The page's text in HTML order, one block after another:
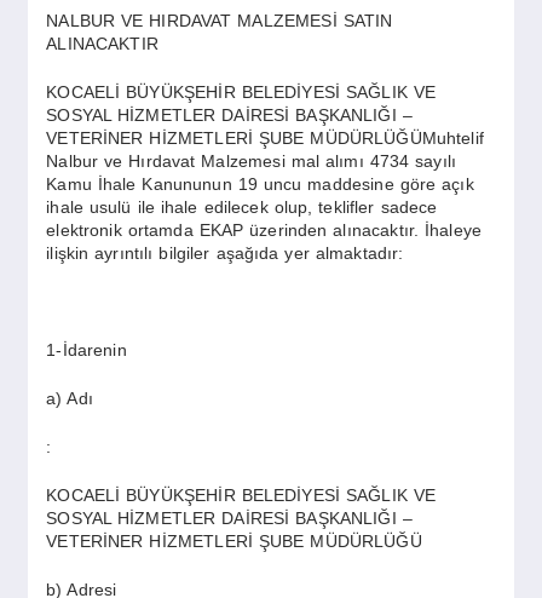
EĞITIM
EKONOMI
DÜNYA
SPOR
YAŞAM
NALBUR VE HIRDAVAT MALZEMESİ SATIN
ALINACAKTIR
KOCAELİ BÜYÜKŞEHİR BELEDİYESİ SAĞLIK VE
SOSYAL HİZMETLER DAİRESİ BAŞKANLIĞI –
VETERİNER HİZMETLERİ ŞUBE MÜDÜRLÜĞÜMuhtelif
Nalbur ve Hırdavat Malzemesi mal alımı 4734 sayılı
Kamu İhale Kanununun 19 uncu maddesine göre açık
ihale usulü ile ihale edilecek olup, teklifler sadece
elektronik ortamda EKAP üzerinden alınacaktır. İhaleye
ilişkin ayrıntılı bilgiler aşağıda yer almaktadır:
1-İdarenin
a) Adı
:
KOCAELİ BÜYÜKŞEHİR BELEDİYESİ SAĞLIK VE
SOSYAL HİZMETLER DAİRESİ BAŞKANLIĞI –
VETERİNER HİZMETLERİ ŞUBE MÜDÜRLÜĞÜ
b) Adresi